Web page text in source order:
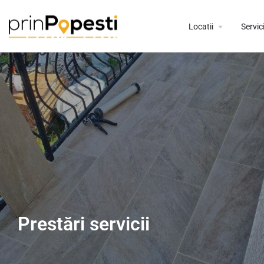
Locatii
Prestări servicii